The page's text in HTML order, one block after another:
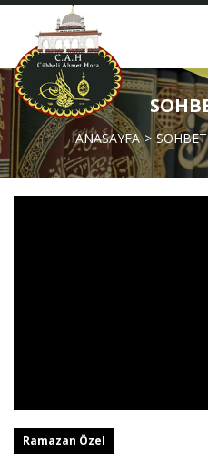
ANASAYFA
Ramazan Özel